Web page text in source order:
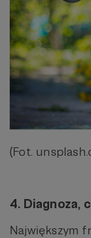
(Fot.
4. Diagnoza,
Największym